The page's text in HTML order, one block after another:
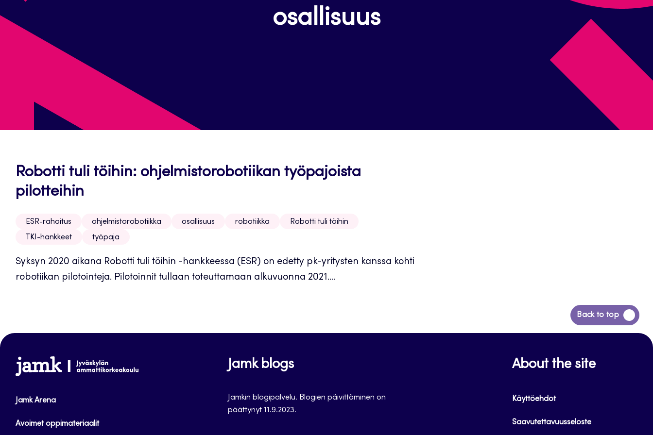
osallisuus
Robotti tuli töihin: ohjelmistorobotiikan työpajoista
pilotteihin
ESR-rahoitus ohjelmistorobotiikka osallisuus robotiikka
Robotti tuli töihin
TKI-hankkeet
työpaja
Syksyn 2020 aikana Robotti tuli töihin -hankkeessa (ESR) on edetty pk-yritysten kanssa kohti
robotiikan pilotointeja. Pilotoinnit tullaan toteuttamaan alkuvuonna 2021....
Back to top
Siirry
takaisin
www.jamk.fi
Jamk Arena
Avoimet oppimateriaalit
Jamk blogs
Jamkin blogipalvelu. Blogien päivittäminen on
päättynyt 11.9.2023.
About the site
Käyttöehdot
Saavutettavuusseloste